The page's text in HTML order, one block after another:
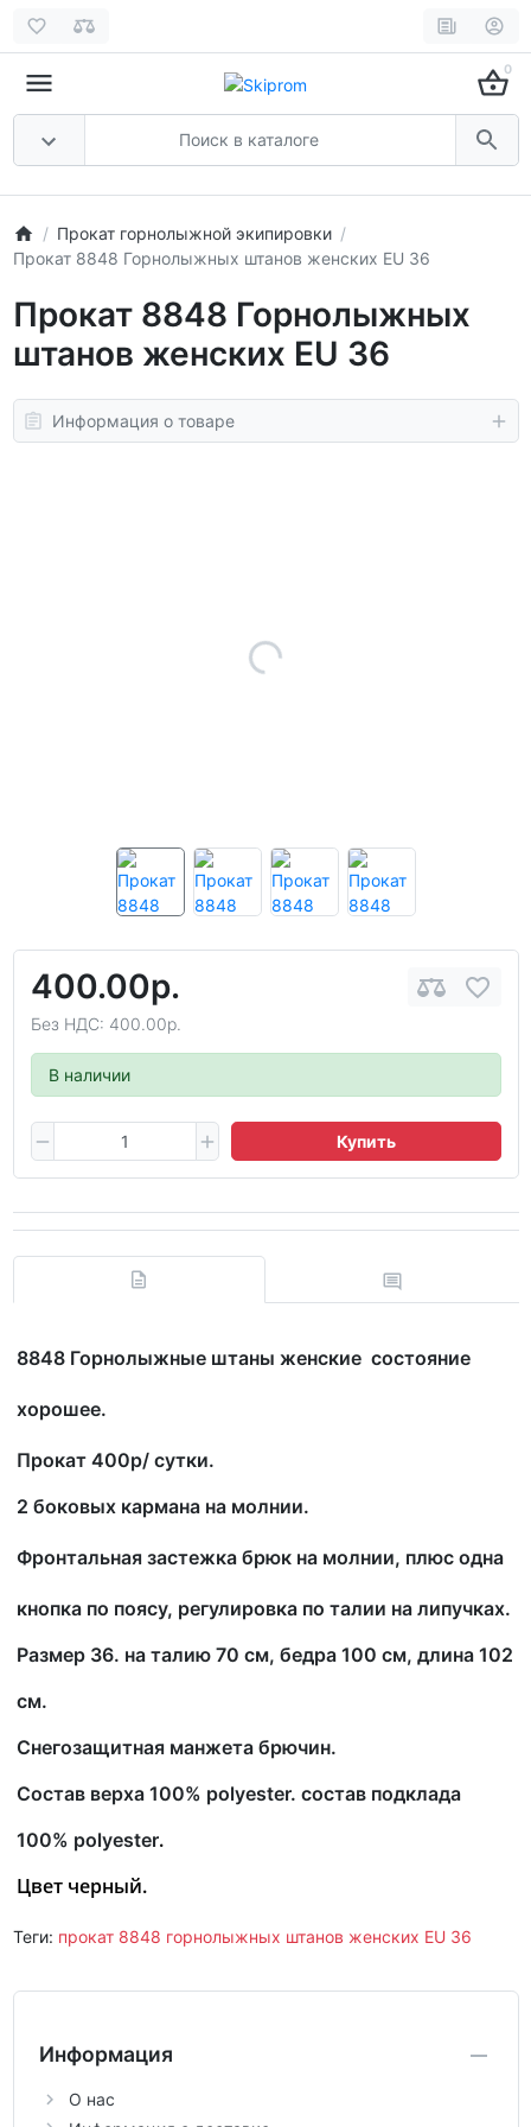
0
Прокат горнолыжной экипировки
Прокат 8848 Горнолыжных штанов женских EU 36
Прокат 8848 Горнолыжных
штанов женских EU 36
Информация о товаре
400.00р.
Без НДС: 400.00р.
В наличии
Купить
8848 Горнолыжные штаны женские состояние
хорошее.
Прокат 400р/ сутки.
2 боковых кармана на молнии.
Фронтальная застежка брюк на молнии, плюс одна
кнопка по поясу, регулировка по талии на липучках.
Размер 36. на талию 70 см, бедра 100 см, длина 102
см.
Снегозащитная манжета брючин.
Состав верха 100% polyester. состав подклада
100% polyester.
Цвет черный.
Теги: прокат 8848 горнолыжных штанов женских EU 36
Информация
О нас